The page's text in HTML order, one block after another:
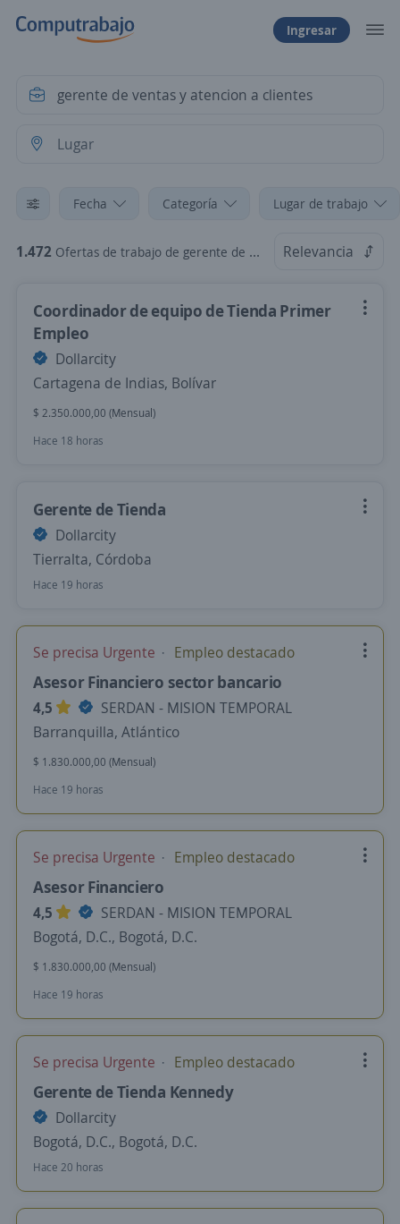
Ingresar
Fecha Categoría Lugar de trabajo
1.472 Ofertas de trabajo de gerente de ventas y atencion a clientes Relevancia
Coordinador de equipo de Tienda Primer
Empleo
Dollarcity
Cartagena de Indias, Bolívar
$ 2.350.000,00 (Mensual)
Hace 18 horas
Gerente de Tienda
Dollarcity
Tierralta, Córdoba
Hace 19 horas
Se precisa Urgente Empleo destacado
Asesor Financiero sector bancario
4,5
SERDAN - MISION TEMPORAL
Barranquilla, Atlántico
$ 1.830.000,00 (Mensual)
Hace 19 horas
Se precisa Urgente Empleo destacado
Asesor Financiero
4,5
SERDAN - MISION TEMPORAL
Bogotá, D.C., Bogotá, D.C.
$ 1.830.000,00 (Mensual)
Hace 19 horas
Se precisa Urgente Empleo destacado
Gerente de Tienda Kennedy
Dollarcity
Bogotá, D.C., Bogotá, D.C.
Hace 20 horas